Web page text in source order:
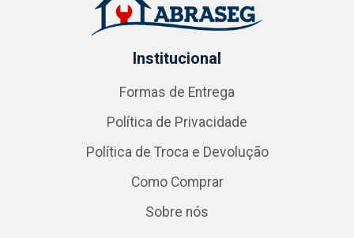
Institucional
Formas de Entrega
Política de Privacidade
Política de Troca e Devolução
Como Comprar
Sobre nós